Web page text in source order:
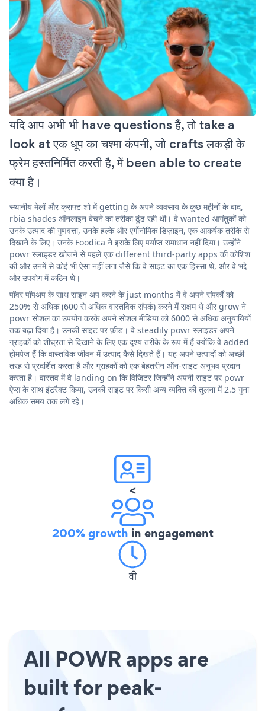
यदि आप अभी भी have questions हैं, तो take a
look at एक धूप का चश्मा कंपनी, जो crafts लकड़ी के
फ्रेम हस्तनिर्मित करती है, में been able to create
क्या है।
स्थानीय मेलों और क्राफ्ट शो में getting के अपने व्यवसाय के कुछ महीनों के बाद,
rbia shades ऑनलाइन बेचने का तरीका ढूंढ रही थी। वे wanted आगंतुकों को
उनके उत्पाद की गुणवत्ता, उनके हल्के और एर्गोनोमिक डिज़ाइन, एक आकर्षक तरीके से
दिखाने के लिए। उनके Foodica ने इसके लिए पर्याप्त समाधान नहीं दिया। उन्होंने
powr स्लाइडर खोजने से पहले एक different third-party apps की कोशिश
की और उनमें से कोई भी ऐसा नहीं लगा जैसे कि वे साइट का एक हिस्सा थे, और वे भद्दे
और उपयोग में कठिन थे।
पॉवर पॉपअप के साथ साइन अप करने के just months में वे अपने संपर्कों को
250% से अधिक (600 से अधिक वास्तविक संपर्क) करने में सक्षम थे और grow ने
powr सोशल का उपयोग करके अपने सोशल मीडिया को 6000 से अधिक अनुयायियों
तक बढ़ा दिया है। उनकी साइट पर फ़ीड। वे steadily powr स्लाइडर अपने
ग्राहकों को शीघ्रता से दिखाने के लिए एक दृश्य तरीके के रूप में हैं क्योंकि वे added
होमपेज हैं कि वास्तविक जीवन में उत्पाद कैसे दिखते हैं। यह अपने उत्पादों को अच्छी
तरह से प्रदर्शित करता है और ग्राहकों को एक बेहतरीन ऑन-साइट अनुभव प्रदान
करता है। वास्तव में वे landing on कि विज़िटर जिन्होंने अपनी साइट पर powr
ऐप्स के साथ इंटरैक्ट किया, उनकी साइट पर किसी अन्य व्यक्ति की तुलना में 2.5 गुना
अधिक समय तक लगे रहे।
<
200% growth in engagement
वी
All POWR apps are
built for peak-